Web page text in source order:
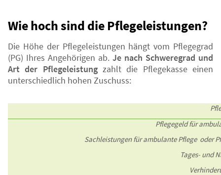
Wie hoch sind die Pflegeleistungen?
Die Höhe der Pflegeleistungen hängt vom Pflegegrad
(PG) Ihres Angehörigen ab. Je nach Schweregrad und
Art der Pflegeleistungzahlt die Pflegekasse einen
unterschiedlich hohen Zuschuss:
Pflegegeld für
Sachleistungen für ambulante Pflege oder
Tages- und